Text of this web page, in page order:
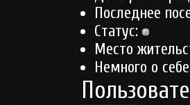
Последнее
Статус:
Место
Немного о